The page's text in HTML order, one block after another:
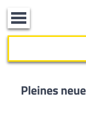
Toggle
navigation
Pleines